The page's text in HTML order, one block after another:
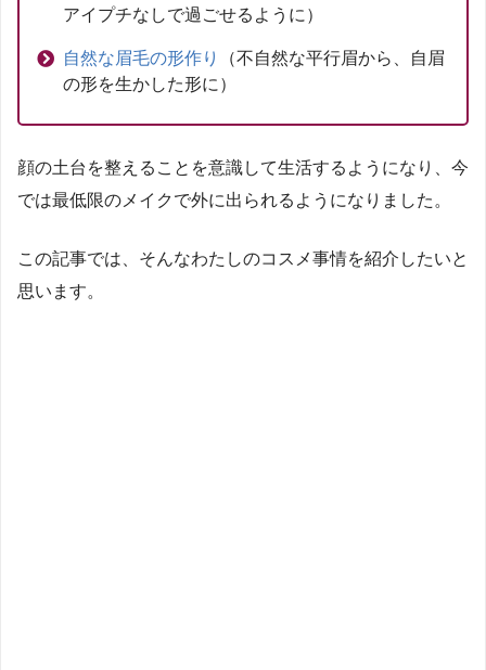
アイプチなしで過ごせるように）
自然な眉毛の形作り
（不自然な平行眉から、自眉
の形を生かした形に）
顔の土台を整えることを意識して生活するようになり、今
では最低限のメイクで外に出られるようになりました。
この記事では、そんなわたしのコスメ事情を紹介したいと
思います。